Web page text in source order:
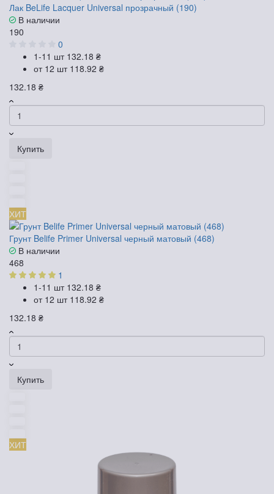
Лак BeLife Lacquer Universal прозрачный (190)
В наличии
190
0
1-11 шт 132.18 ₴
от 12 шт 118.92 ₴
132.18 ₴
Купить
ХИТ
Грунт Belife Primer Universal черный матовый (468)
В наличии
468
1
1-11 шт 132.18 ₴
от 12 шт 118.92 ₴
132.18 ₴
Купить
ХИТ